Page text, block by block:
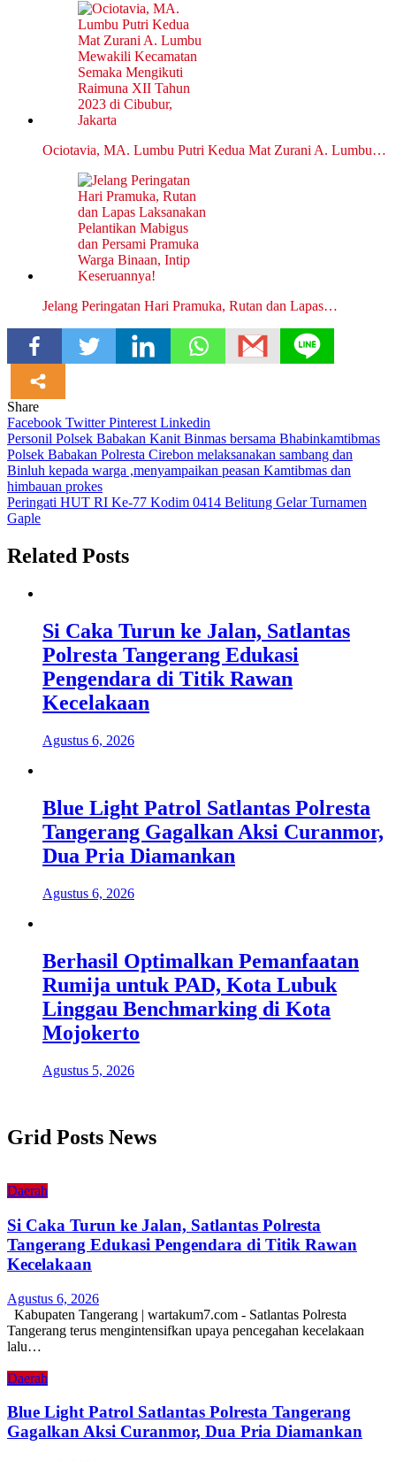
Ociotavia, MA. Lumbu Putri Kedua Mat Zurani A. Lumbu…
Jelang Peringatan Hari Pramuka, Rutan dan Lapas…
Share
Facebook TwitterPinterest Linkedin
Navigasi
pos
Personil Polsek Babakan Kanit Binmas bersama Bhabinkamtibmas
Polsek Babakan Polresta Cirebon melaksanakan sambang dan
Binluh kepada warga ,menyampaikan peasan Kamtibmas dan
himbauan prokes
Peringati HUT RI Ke-77 Kodim 0414 Belitung Gelar Turnamen
Gaple
Related Posts
Si Caka Turun ke Jalan, Satlantas
Polresta Tangerang Edukasi
Pengendara di Titik Rawan
Kecelakaan
Agustus 6, 2026
Blue Light Patrol Satlantas Polresta
Tangerang Gagalkan Aksi Curanmor,
Dua Pria Diamankan
Agustus 6, 2026
Berhasil Optimalkan Pemanfaatan
Rumija untuk PAD, Kota Lubuk
Linggau Benchmarking di Kota
Mojokerto
Agustus 5, 2026
Grid Posts News
Daerah
Si Caka Turun ke Jalan, Satlantas Polresta
Tangerang Edukasi Pengendara di Titik Rawan
Kecelakaan
Agustus 6, 2026
Kabupaten Tangerang | wartakum7.com - Satlantas Polresta
Tangerang terus mengintensifkan upaya pencegahan kecelakaan
lalu…
Daerah
Blue Light Patrol Satlantas Polresta Tangerang
Gagalkan Aksi Curanmor, Dua Pria Diamankan